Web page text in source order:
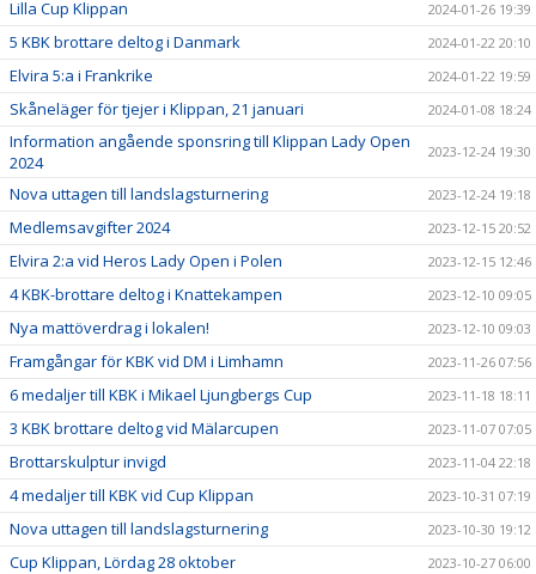
Lilla Cup Klippan 2024-01-26 19:39
5 KBK brottare deltog i Danmark 2024-01-22 20:10
Elvira 5:a i Frankrike 2024-01-22 19:59
Skåneläger för tjejer i Klippan, 21 januari 2024-01-08 18:24
Information angående sponsring till Klippan Lady Open
2024
2023-12-24 19:30
Nova uttagen till landslagsturnering 2023-12-24 19:18
Medlemsavgifter 2024 2023-12-15 20:52
Elvira 2:a vid Heros Lady Open i Polen 2023-12-15 12:46
4 KBK-brottare deltog i Knattekampen 2023-12-10 09:05
Nya mattöverdrag i lokalen! 2023-12-10 09:03
Framgångar för KBK vid DM i Limhamn 2023-11-26 07:56
6 medaljer till KBK i Mikael Ljungbergs Cup 2023-11-18 18:11
3 KBK brottare deltog vid Mälarcupen 2023-11-07 07:05
Brottarskulptur invigd 2023-11-04 22:18
4 medaljer till KBK vid Cup Klippan 2023-10-31 07:19
Nova uttagen till landslagsturnering 2023-10-30 19:12
Cup Klippan, Lördag 28 oktober 2023-10-27 06:00